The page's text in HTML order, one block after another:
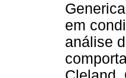
em
análise